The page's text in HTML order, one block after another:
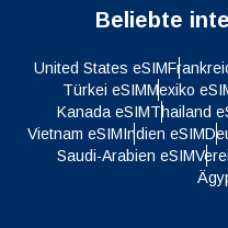
Beliebte
United States eSIM
Türkei eSIMMexiko
Kanada eSIMThailand
Vietnam eSIMIndien eSIM
Saudi-Arabien eSIM